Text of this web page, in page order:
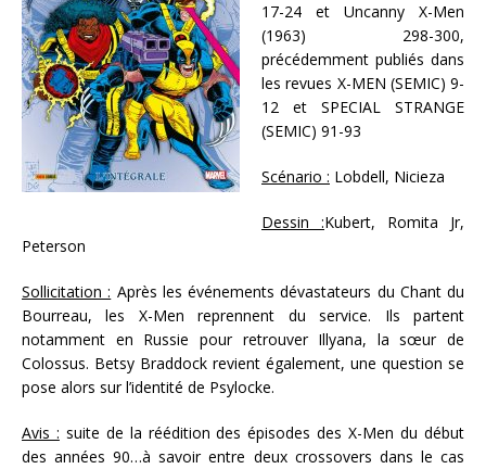
17-24 et Uncanny X-Men
(1963) 298-300,
précédemment publiés dans
les revues X-MEN (SEMIC) 9-
12 et SPECIAL STRANGE
(SEMIC) 91-93
Scénario : Lobdell, Nicieza
Dessin :Kubert, Romita Jr,
Peterson
Sollicitation : Après les événements dévastateurs du Chant du
Bourreau, les X-Men reprennent du service. Ils partent
notamment en Russie pour retrouver Illyana, la sœur de
Colossus. Betsy Braddock revient également, une question se
pose alors sur l’identité de Psylocke.
Avis : suite de la réédition des épisodes des X-Men du début
des années 90…à savoir entre deux crossovers dans le cas